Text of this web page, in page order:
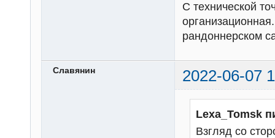
С технической
рандоннерском
Славянин 2022-06-07
Lexa_Tomsk
Взгляд со